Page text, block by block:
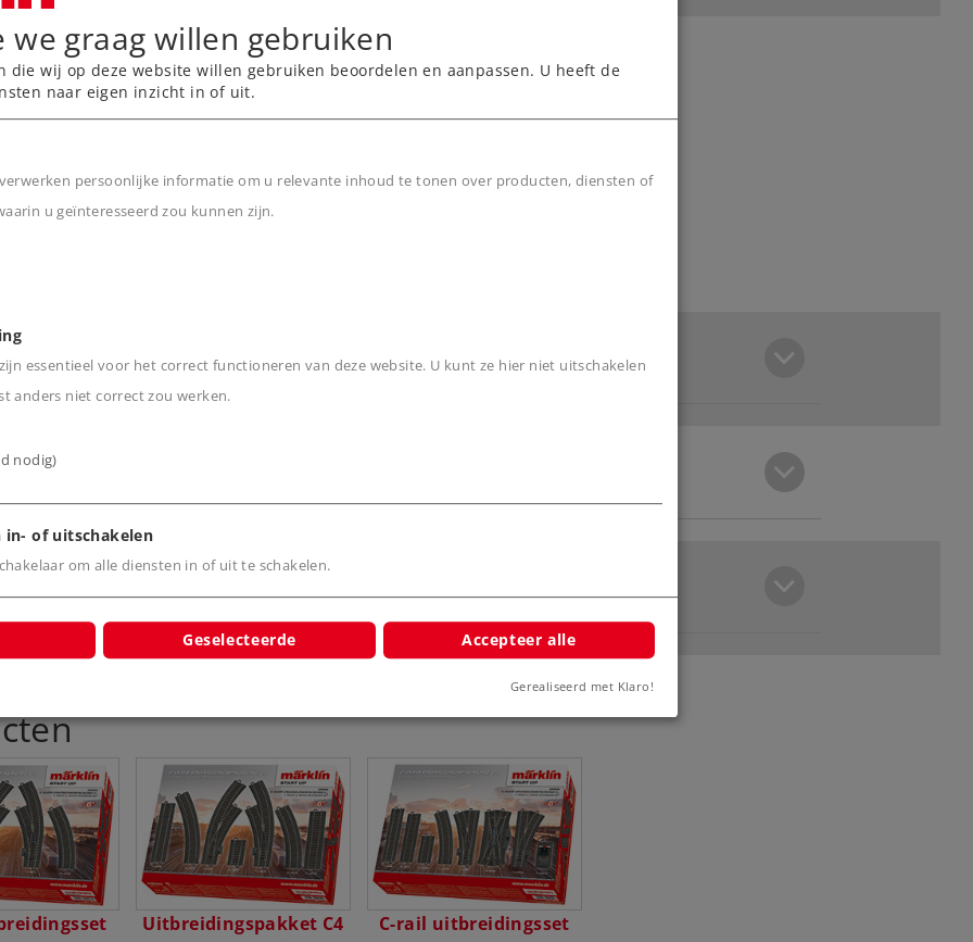
Märklin H0.
bij het Mobile
en geluidsfuncties
Uitbreidingspakket C4
C-rail uitbreidingsset
we graag willen gebruiken
die wij op deze website willen gebruiken beoordelen en aanpassen. U heeft de
naar eigen inzicht in of uit.
persoonlijke informatie om u relevante inhoud te tonen over producten, diensten of
u geïnteresseerd zou kunnen zijn.
essentieel voor het correct functioneren van deze website. U kunt ze hier niet uitschakelen
anders niet correct zou werken.
nodig)
in- of uitschakelen
om alle diensten in of uit te schakelen.
Geselecteerde Accepteer alle
Gerealiseerd met Klaro!